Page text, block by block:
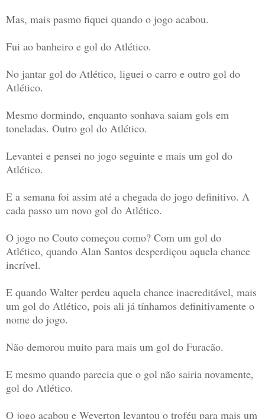
Mas, mais pasmo fiquei quando o jogo acabou.
Fui ao banheiro e gol do Atlético.
No jantar gol do Atlético, liguei o carro e outro gol do
Atlético.
Mesmo dormindo, enquanto sonhava saiam gols em
toneladas. Outro gol do Atlético.
Levantei e pensei no jogo seguinte e mais um gol do
Atlético.
E a semana foi assim até a chegada do jogo definitivo. A
cada passo um novo gol do Atlético.
O jogo no Couto começou como? Com um gol do
Atlético, quando Alan Santos desperdiçou aquela chance
incrível.
E quando Walter perdeu aquela chance inacreditável, mais
um gol do Atlético, pois ali já tínhamos definitivamente o
nome do jogo.
Não demorou muito para mais um gol do Furacão.
E mesmo quando parecia que o gol não sairia novamente,
gol do Atlético.
O jogo acabou e Weverton levantou o troféu para mais um